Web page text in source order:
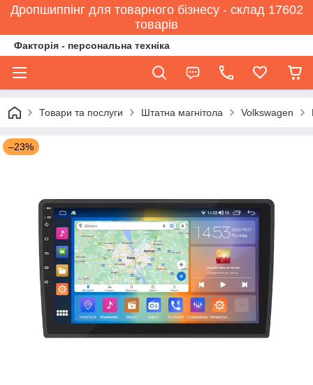
Дропшиппінг для товарного бізнесу - склад 17602
товарів
Факторія - персональна техніка
Товари та послуги Штатна магнітола Volkswagen
–23%